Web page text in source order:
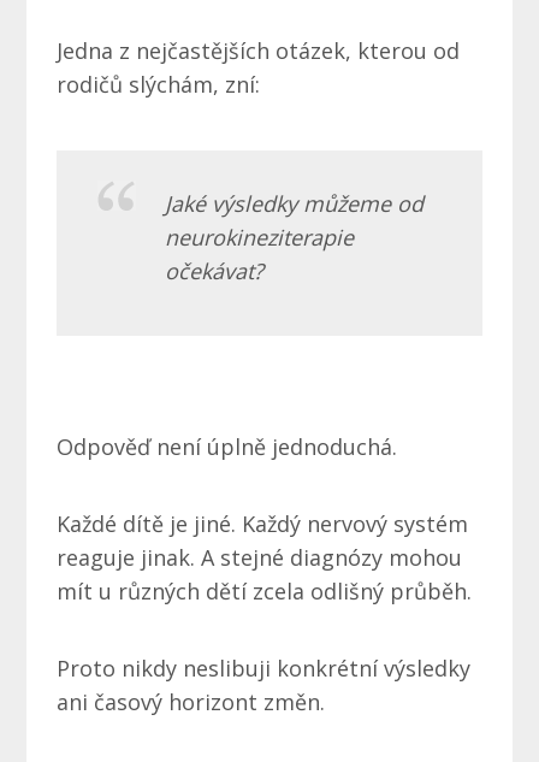
Jedna z nejčastějších otázek, kterou od
rodičů slýchám, zní:
Jaké výsledky můžeme od
neurokineziterapie
očekávat?
Odpověď není úplně jednoduchá.
Každé dítě je jiné. Každý nervový systém
reaguje jinak. A stejné diagnózy mohou
mít u různých dětí zcela odlišný průběh.
Proto nikdy neslibuji konkrétní výsledky
ani časový horizont změn.